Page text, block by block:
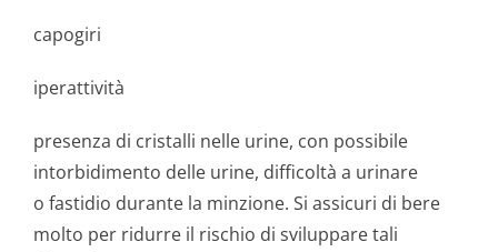
capogiri
iperattività
presenza di cristalli nelle urine, con possibile
intorbidimento delle urine, difficoltà a urinare
o fastidio durante la minzione. Si assicuri di bere
molto per ridurre il rischio di sviluppare tali